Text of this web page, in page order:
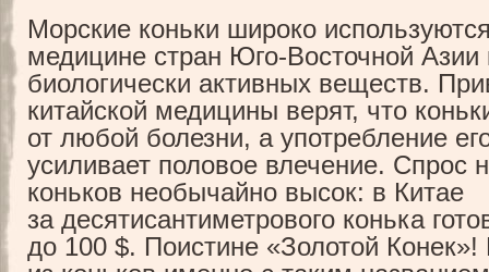
Морские коньки широко
медицине стран Юго-Восточной Азии
биологически активных веществ.
китайской медицины верят, что
от любой болезни, а употребление
усиливает половое влечение. Спрос
коньков необычайно высок: в Китае
за десятисантиметрового конька
до 100 $. Поистине «Золотой Конек»!